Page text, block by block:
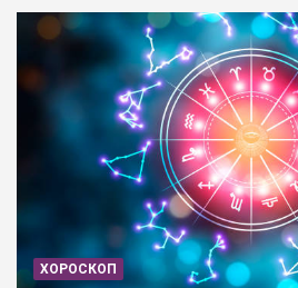
ХОРОСКОП